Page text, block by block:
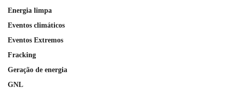
Energia limpa
Eventos climáticos
Eventos Extremos
Fracking
Geração de energia
GNL